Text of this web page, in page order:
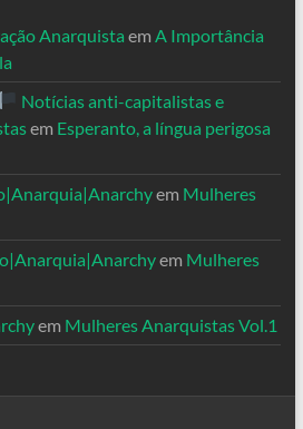
Anarquista em A Importância
Notícias anti-capitalistas e
em Esperanto, a língua perigosa
em Mulheres
em Mulheres
em Mulheres Anarquistas Vol.1